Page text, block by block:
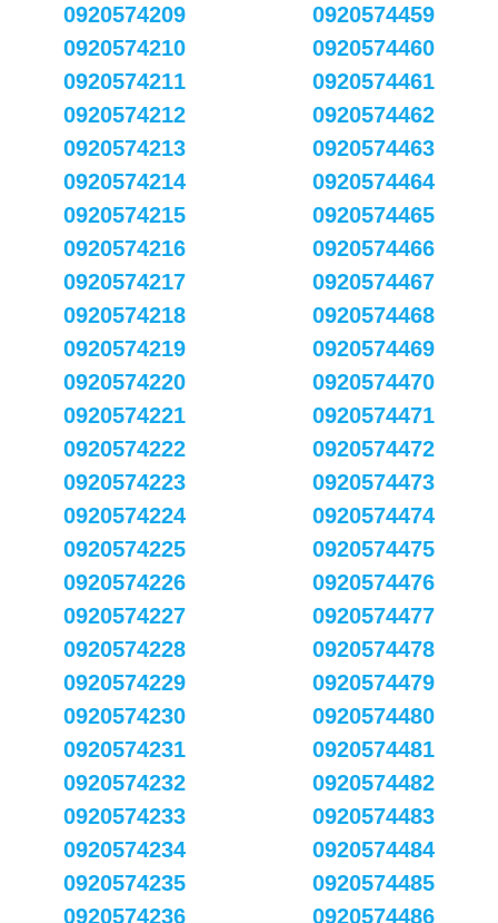
0920574209
0920574210
0920574211
0920574212
0920574213
0920574214
0920574215
0920574216
0920574217
0920574218
0920574219
0920574220
0920574221
0920574222
0920574223
0920574224
0920574225
0920574226
0920574227
0920574228
0920574229
0920574230
0920574231
0920574232
0920574233
0920574234
0920574235
0920574236
0920574459
0920574460
0920574461
0920574462
0920574463
0920574464
0920574465
0920574466
0920574467
0920574468
0920574469
0920574470
0920574471
0920574472
0920574473
0920574474
0920574475
0920574476
0920574477
0920574478
0920574479
0920574480
0920574481
0920574482
0920574483
0920574484
0920574485
0920574486